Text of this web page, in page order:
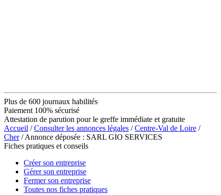
Plus de 600 journaux habilités
Paiement 100% sécurisé
Attestation de parution pour le greffe immédiate et gratuite
Accueil /Consulter les annonces légales /Centre-Val de Loire /
Cher/ Annonce déposée : SARL GIO SERVICES
Fiches pratiques et conseils
Créer son entreprise
Gérer son entreprise
Fermer son entreprise
Toutes nos fiches pratiques